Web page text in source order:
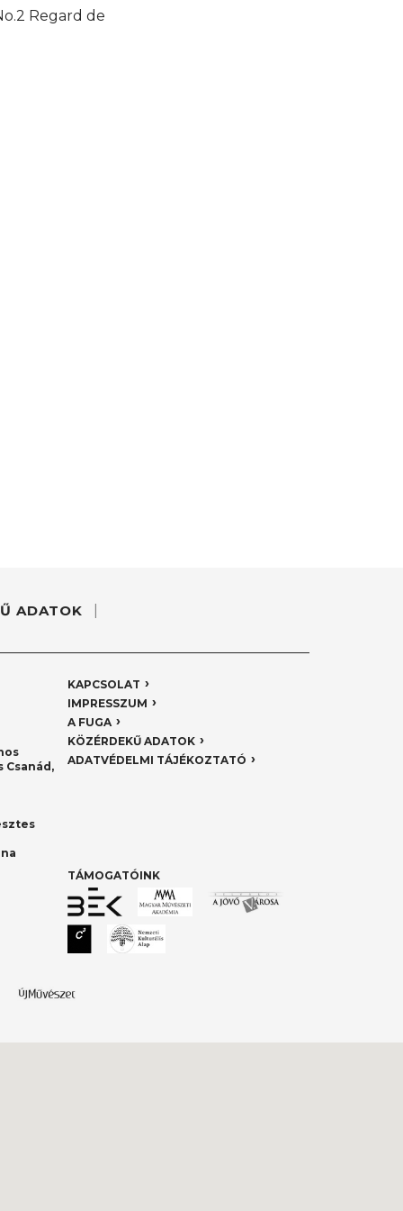
Regard de
ADATOK
Csanád,
KAPCSOLAT
IMPRESSZUM
A FUGA
KÖZÉRDEKŰ ADATOK
ADATVÉDELMI TÁJÉKOZTATÓ
TÁMOGATÓINK